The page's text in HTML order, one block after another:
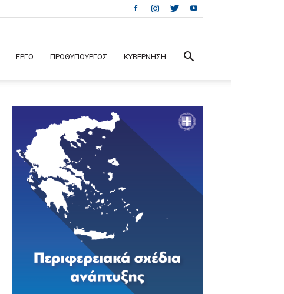
ΕΡΓΟ ΠΡΩΘΥΠΟΥΡΓΟΣ ΚΥΒΕΡΝΗΣΗ